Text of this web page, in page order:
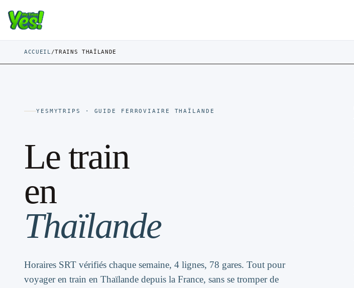
ACCUEIL/TRAINS THAÏLANDE
YESMYTRIPS · GUIDE FERROVIAIRE THAÏLANDE
Le train
en
Thaïlande
Horaires SRT vérifiés chaque semaine, 4 lignes, 78 gares. Tout pour
voyager en train en Thaïlande depuis la France, sans se tromper de